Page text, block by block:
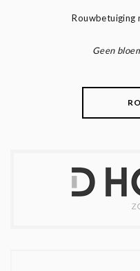
Rouwbetuiging
Geen